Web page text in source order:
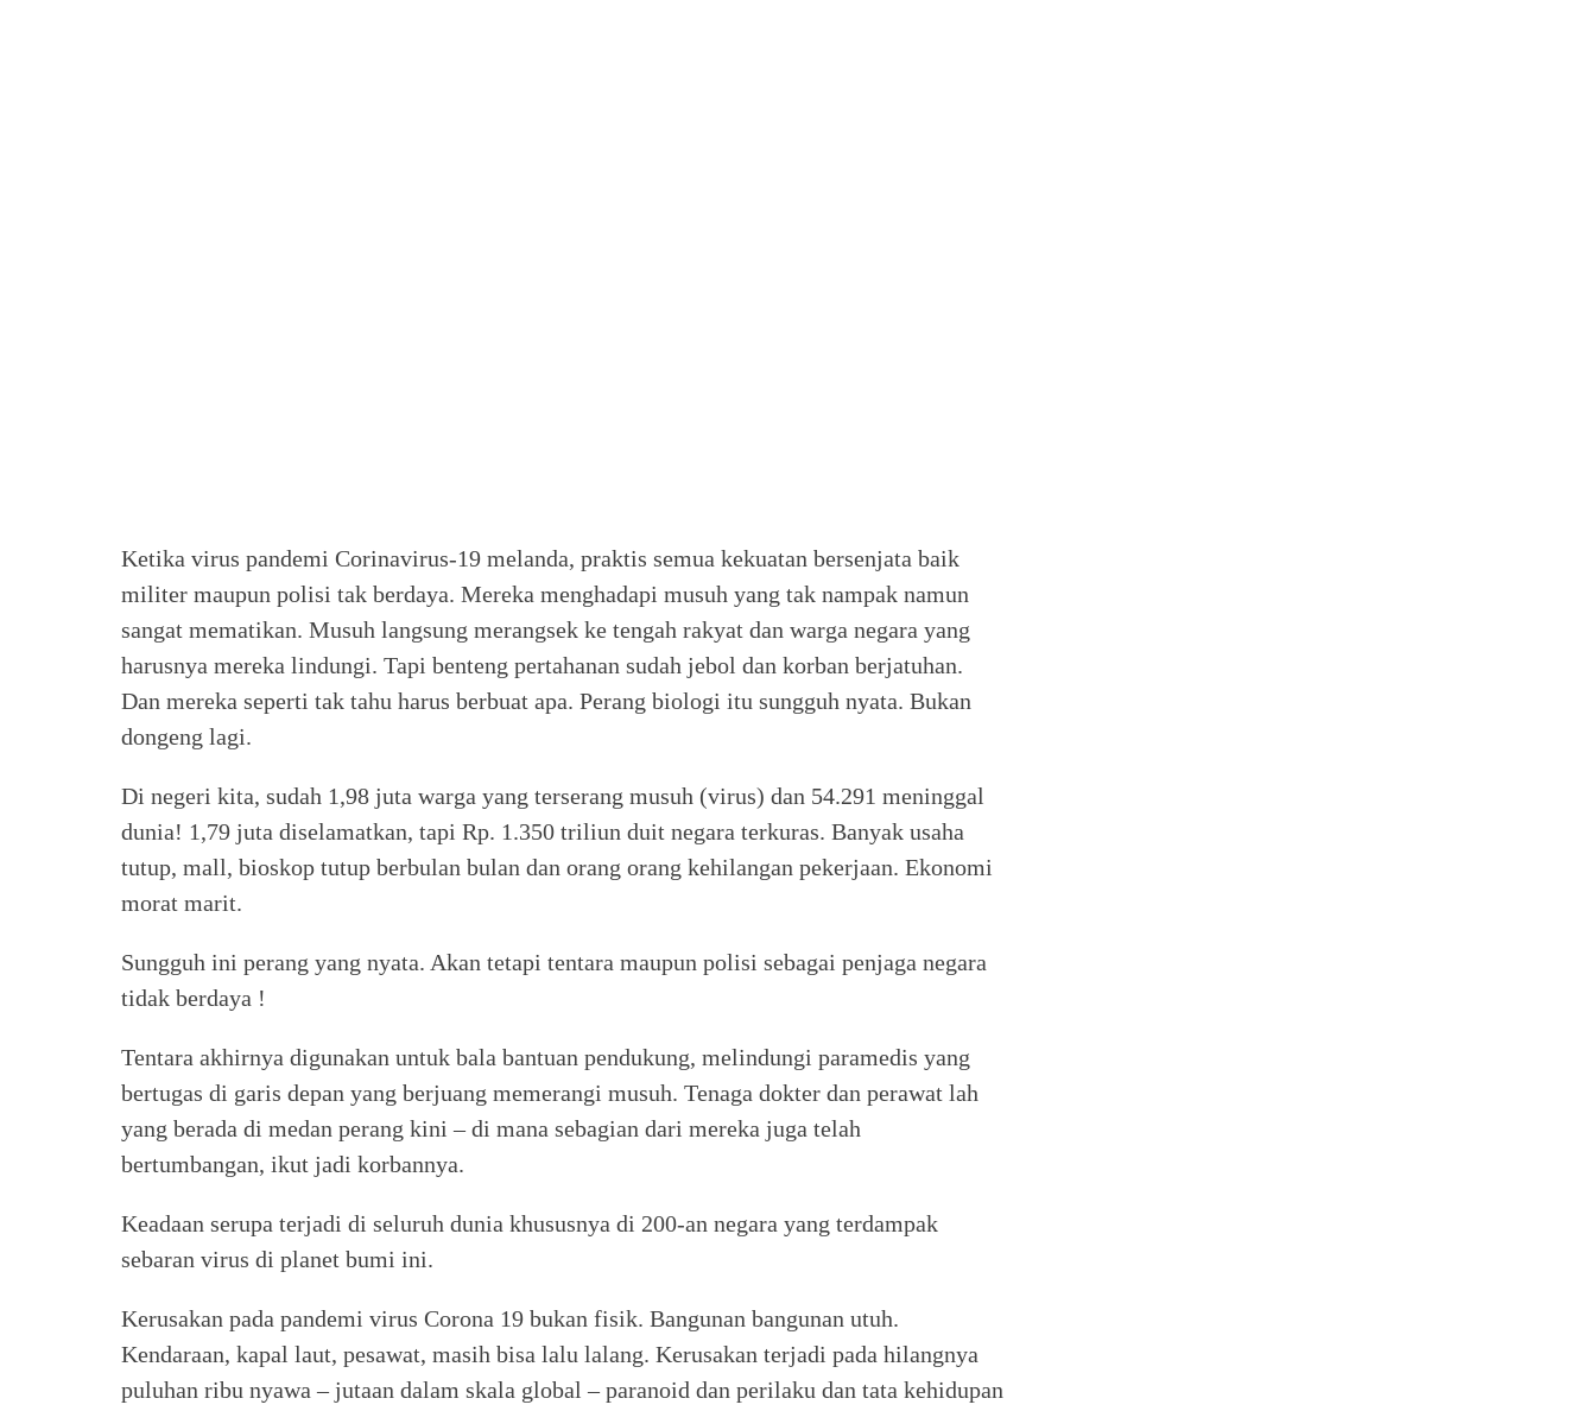
Ketika virus pandemi Corinavirus-19 melanda, praktis semua kekuatan bersenjata baik
militer maupun polisi tak berdaya. Mereka menghadapi musuh yang tak nampak namun
sangat mematikan. Musuh langsung merangsek ke tengah rakyat dan warga negara yang
harusnya mereka lindungi. Tapi benteng pertahanan sudah jebol dan korban berjatuhan.
Dan mereka seperti tak tahu harus berbuat apa. Perang biologi itu sungguh nyata. Bukan
dongeng lagi.
Di negeri kita, sudah 1,98 juta warga yang terserang musuh (virus) dan 54.291 meninggal
dunia! 1,79 juta diselamatkan, tapi Rp. 1.350 triliun duit negara terkuras. Banyak usaha
tutup, mall, bioskop tutup berbulan bulan dan orang orang kehilangan pekerjaan. Ekonomi
morat marit.
Sungguh ini perang yang nyata. Akan tetapi tentara maupun polisi sebagai penjaga negara
tidak berdaya !
Tentara akhirnya digunakan untuk bala bantuan pendukung, melindungi paramedis yang
bertugas di garis depan yang berjuang memerangi musuh. Tenaga dokter dan perawat lah
yang berada di medan perang kini – di mana sebagian dari mereka juga telah
bertumbangan, ikut jadi korbannya.
Keadaan serupa terjadi di seluruh dunia khususnya di 200-an negara yang terdampak
sebaran virus di planet bumi ini.
Kerusakan pada pandemi virus Corona 19 bukan fisik. Bangunan bangunan utuh.
Kendaraan, kapal laut, pesawat, masih bisa lalu lalang. Kerusakan terjadi pada hilangnya
puluhan ribu nyawa – jutaan dalam skala global – paranoid dan perilaku dan tata kehidupan